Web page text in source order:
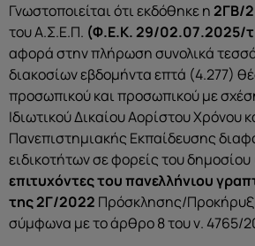
Γνωστοποιείται ότι εκδόθηκε η2ΓΒ/
του Α.Σ.Ε.Π. (Φ.Ε.Κ. 29/02.07.2025/
αφορά στην πλήρωση συνολικά
διακοσίων εβδομήντα επτά (4.277)
προσωπικού και προσωπικού με
Ιδιωτικού Δικαίου Αορίστου Χρόνου
Πανεπιστημιακής Εκπαίδευσης
ειδικοτήτων σε φορείς του
επιτυχόντες του πανελλήνιου
της 2Γ/2022 Πρόσκλησης/
σύμφωνα με το άρθρο 8 του ν. 4765/